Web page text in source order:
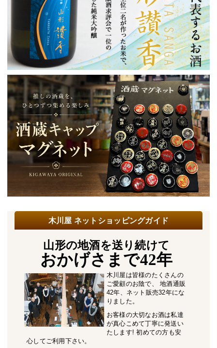
木川屋 ネットショッピングガイド
山形の地酒を送り続けて
おかげさまで42年
木川屋は皆様のたくさんの
ご愛顧のお陰で、 地酒通販
42年、ネット販売32年にな
りました。
お客様の大切なお酒は私達
が真心こめて丁寧に発送い
たします! 初めての方も安
心してご利用下さい。